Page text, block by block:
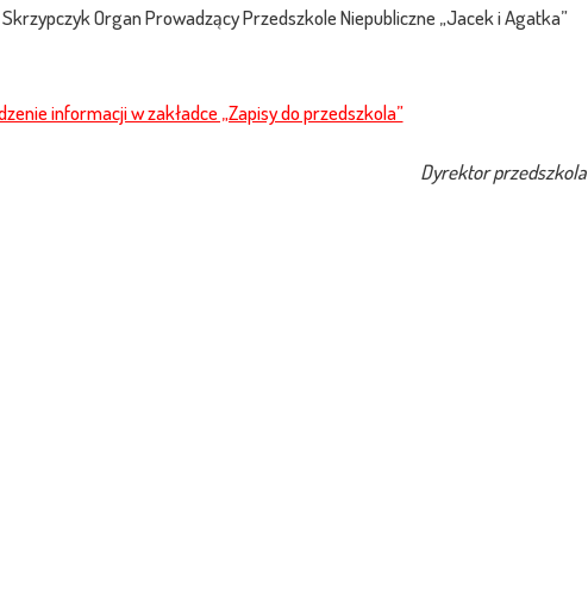
Organ Prowadzący Przedszkole Niepubliczne „Jacek i Agatka”
informacji w zakładce „Zapisy do przedszkola”
Dyrektor przedszkola